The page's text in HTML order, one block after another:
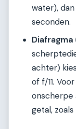
water),
seconden.
achter)
of f/11.
onscherpe
getal, zoals